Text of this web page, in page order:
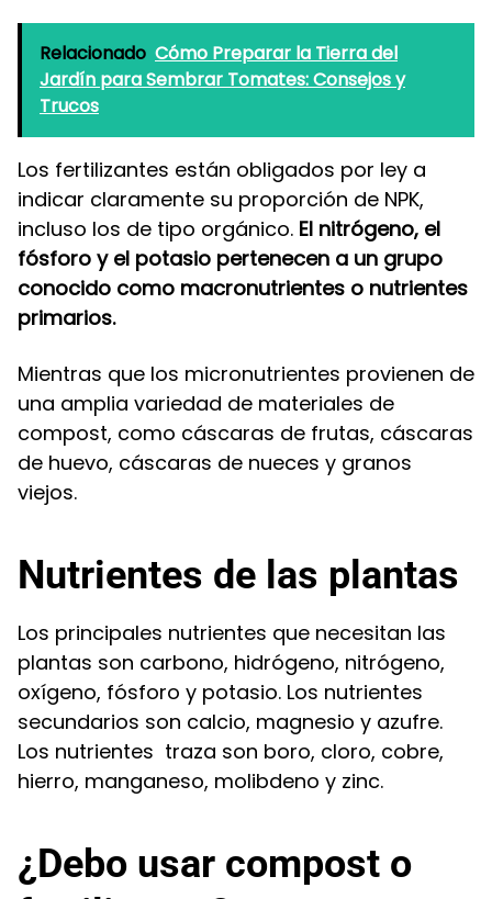
Relacionado Cómo Preparar la Tierra del
Jardín para Sembrar Tomates: Consejos y
Trucos
Los fertilizantes están obligados por ley a
indicar claramente su proporción de NPK,
incluso los de tipo orgánico. El nitrógeno, el
fósforo y el potasio pertenecen a un grupo
conocido como macronutrientes o nutrientes
primarios.
Mientras que los micronutrientes provienen de
una amplia variedad de materiales de
compost, como cáscaras de frutas, cáscaras
de huevo, cáscaras de nueces y granos
viejos.
Nutrientes de las plantas
Los principales nutrientes que necesitan las
plantas son carbono, hidrógeno, nitrógeno,
oxígeno, fósforo y potasio. Los nutrientes
secundarios son calcio, magnesio y azufre.
Los nutrientes traza son boro, cloro, cobre,
hierro, manganeso, molibdeno y zinc.
¿Debo usar compost o